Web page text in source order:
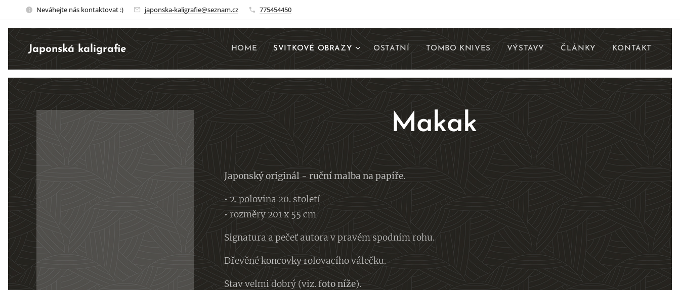
Neváhejte nás kontaktovat :) japonska-kaligrafie@seznam.cz 775454450
Japonská kaligrafie HOME SVITKOVÉ OBRAZY OSTATNÍ TOMBO KNIVES VÝSTAVY ČLÁNKY KONTAKT
Makak
Japonský originál - ruční malba na papíře.
• 2. polovina 20. století
• rozměry 201 x 55 cm
Signatura a pečeť autora v pravém spodním rohu.
Dřevěné koncovky rolovacího válečku.
Stav velmi dobrý (viz.foto níže).